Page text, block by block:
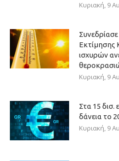
Κυριακή, 9
Εκτίμησης
ισχυρών
Κυριακή, 9
Στα 15 δισ.
δάνεια το
Κυριακή, 9